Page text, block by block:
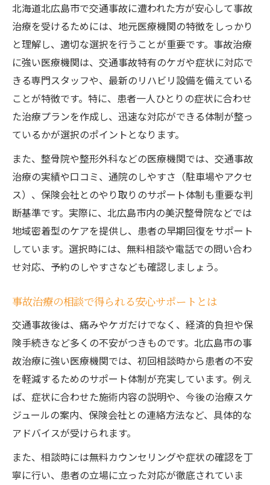
北海道北広島市で交通事故に遭われた方が安心して事故
治療を受けるためには、地元医療機関の特徴をしっかり
と理解し、適切な選択を行うことが重要です。事故治療
に強い医療機関は、交通事故特有のケガや症状に対応で
きる専門スタッフや、最新のリハビリ設備を備えている
ことが特徴です。特に、患者一人ひとりの症状に合わせ
た治療プランを作成し、迅速な対応ができる体制が整っ
ているかが選択のポイントとなります。
また、整骨院や整形外科などの医療機関では、交通事故
治療の実績や口コミ、通院のしやすさ（駐車場やアクセ
ス）、保険会社とのやり取りのサポート体制も重要な判
断基準です。実際に、北広島市内の美沢整骨院などでは
地域密着型のケアを提供し、患者の早期回復をサポート
しています。選択時には、無料相談や電話での問い合わ
せ対応、予約のしやすさなども確認しましょう。
事故治療の相談で得られる安心サポートとは
交通事故後は、痛みやケガだけでなく、経済的負担や保
険手続きなど多くの不安がつきものです。北広島市の事
故治療に強い医療機関では、初回相談時から患者の不安
を軽減するためのサポート体制が充実しています。例え
ば、症状に合わせた施術内容の説明や、今後の治療スケ
ジュールの案内、保険会社との連絡方法など、具体的な
アドバイスが受けられます。
また、相談時には無料カウンセリングや症状の確認を丁
寧に行い、患者の立場に立った対応が徹底されていま